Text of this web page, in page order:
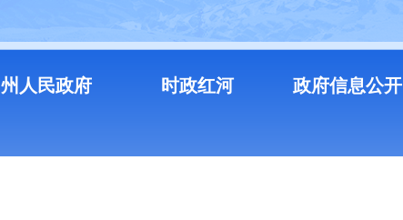
州人民政府 时政红河 政府信息公开